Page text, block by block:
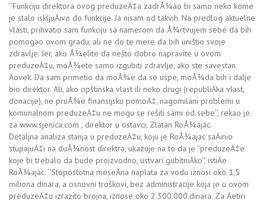
''Funkciju direktora ovog preduzeÄ‡a zadrÅ¾ao bi samo neko kome
je stalo iskljuÄivo do funkcije. Ja nisam od takvih. Na predlog aktuelne
vlasti, prihvatio sam funkciju sa namerom da Å¾rtvujem sebe da bih
pomogao ovom gradu, ali ne do te mere da bih uništio svoje
zdravlje. Jer, ako Å¾elite da nešto dobro napravite u ovom
preduzeÄ‡u, moÅ¾ete samo izgubiti zdravlje, ako ste savestan
Äovek. Da sam primetio da moÅ¾e da se uspe, moÅ¾da bih i dalje
bio direktor. Ali, ako opštinska vlast ili neko drugi (republiÄka vlast,
donacije), ne pruÅ¾e finansijsku pomoÄ‡, nagomilani problemi u
komunalnom preduzeÄ‡u ne mogu se rešiti sami od sebe'', rekao je
za www.sjenica.com , direktor u ostavci, Zlatan RoÅ¾ajac.
Detaljna analiza stanja u preduzeÄ‡u, koju je RoÅ¾ajac saÄinio
stupajuÄ‡i na duÅ¾nost direktra, ukazuje na to da je ''preduzeÄ‡e
koje bi trebalo da bude proizvodno, ustvari gubitniÄko'', istiÄe
RoÅ¾ajac. ''Stopostotna meseÄna naplata za vodu iznosi oko 1,5
miliona dinara, a osnovni troškovi, bez administracije koja je u ovom
preduzeÄ‡u izrazito brojna, iznose oko 2.300.000.dinara. Za Äetiri